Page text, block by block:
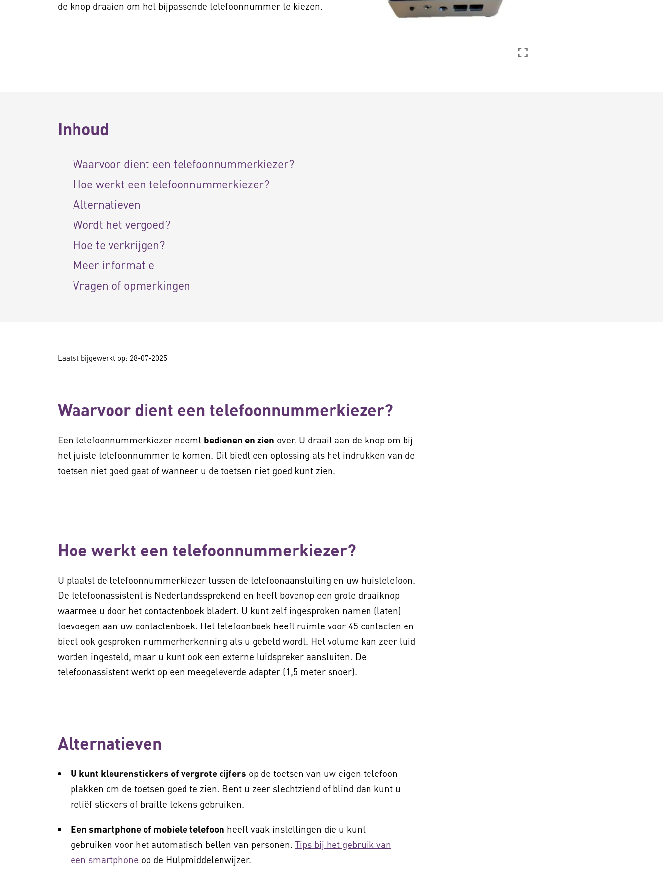
de knop draaien om het bijpassende telefoonnummer te kiezen.
Inhoud
Waarvoor dient een telefoonnummerkiezer?
Hoe werkt een telefoonnummerkiezer?
Alternatieven
Wordt het vergoed?
Hoe te verkrijgen?
Meer informatie
Vragen of opmerkingen
Laatst bijgewerkt op: 28-07-2025
Waarvoor dient een telefoonnummerkiezer?
Een telefoonnummerkiezer neemt bedienen en zien over. U draait aan de knop om bij
het juiste telefoonnummer te komen. Dit biedt een oplossing als het indrukken van de
toetsen niet goed gaat of wanneer u de toetsen niet goed kunt zien.
Hoe werkt een telefoonnummerkiezer?
U plaatst de telefoonnummerkiezer tussen de telefoonaansluiting en uw huistelefoon.
De telefoonassistent is Nederlandssprekend en heeft bovenop een grote draaiknop
waarmee u door het contactenboek bladert. U kunt zelf ingesproken namen (laten)
toevoegen aan uw contactenboek. Het telefoonboek heeft ruimte voor 45 contacten en
biedt ook gesproken nummerherkenning als u gebeld wordt. Het volume kan zeer luid
worden ingesteld, maar u kunt ook een externe luidspreker aansluiten. De
telefoonassistent werkt op een meegeleverde adapter (1,5 meter snoer).
Alternatieven
U kunt kleurenstickers of vergrote cijfers op de toetsen van uw eigen telefoon
plakken om de toetsen goed te zien. Bent u zeer slechtziend of blind dan kunt u
reliëf stickers of braille tekens gebruiken.
Een smartphone of mobiele telefoon heeft vaak instellingen die u kunt
gebruiken voor het automatisch bellen van personen. Tips bij het gebruik van
een smartphone op de Hulpmiddelenwijzer.